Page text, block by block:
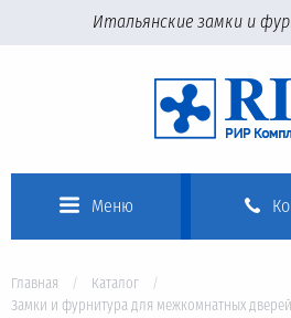
Итальянские замки и
Меню
Главная
Каталог
Замки и фурнитура для межкомнатных дверей